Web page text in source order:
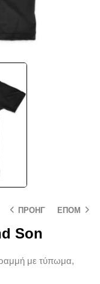
ΠΡΟΗΓ ΕΠΟΜ
Son
με τύπωμα,